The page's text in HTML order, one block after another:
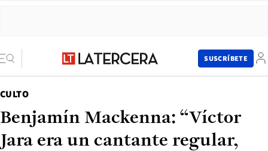
SUSCRÍBETE
CULTO
Benjamín Mackenna: “Víctor
Jara era un cantante regular,